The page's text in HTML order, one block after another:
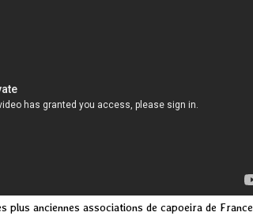
plus anciennes associations de capoeira de France